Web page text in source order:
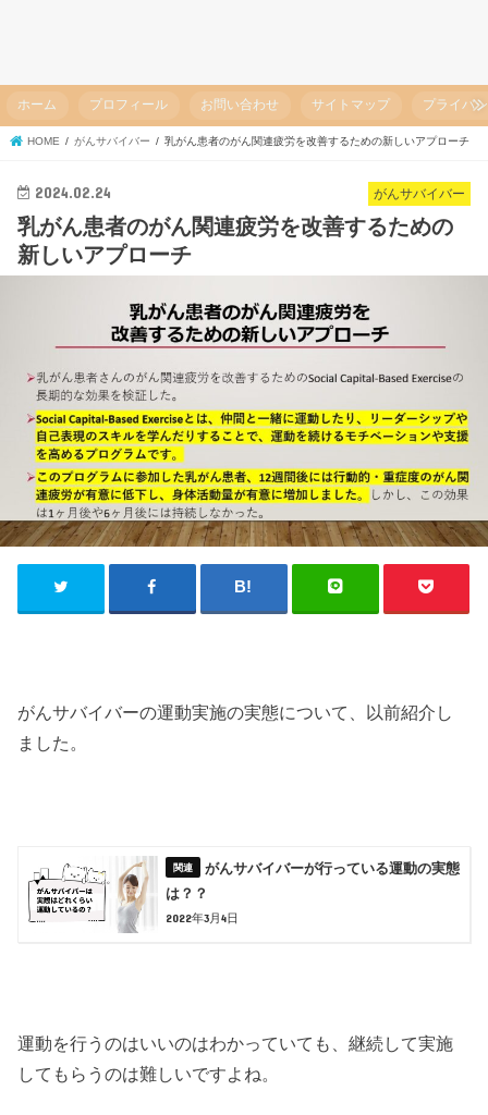
ホーム プロフィール お問い合わせ サイトマップ プライバ
HOME がんサバイバー 乳がん患者のがん関連疲労を改善するための新しいアプローチ
がんサバイバー
2024.02.24
乳がん患者のがん関連疲労を改善するための
新しいアプローチ
がんサバイバーの運動実施の実態について、以前紹介し
ました。
がんサバイバーが行っている運動の実態
は？？
2022年3月4日
運動を行うのはいいのはわかっていても、継続して実施
してもらうのは難しいですよね。